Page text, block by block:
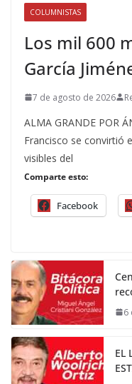
COLUMNISTAS
Los mil 600
García
7 de agosto de 2026
ALMA GRANDE POR
Francisco se convirtió
visibles del
Comparte esto:
Facebook
6
EL